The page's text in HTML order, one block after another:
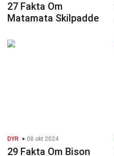
27 Fakta Om
Matamata Skilpadde
DYR 08 okt 2024
29 Fakta Om Bison